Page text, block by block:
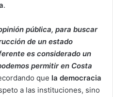
.
pública, para buscar
de un estado
es considerado un
permitir en Costa
que la democracia
a las instituciones, sino